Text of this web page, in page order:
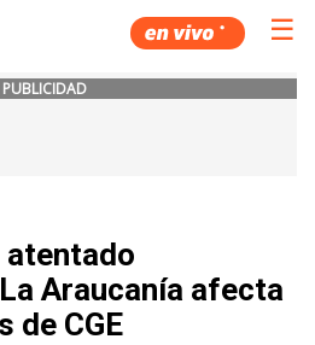
☰
PUBLICIDAD
atentado
Araucanía afecta
de CGE